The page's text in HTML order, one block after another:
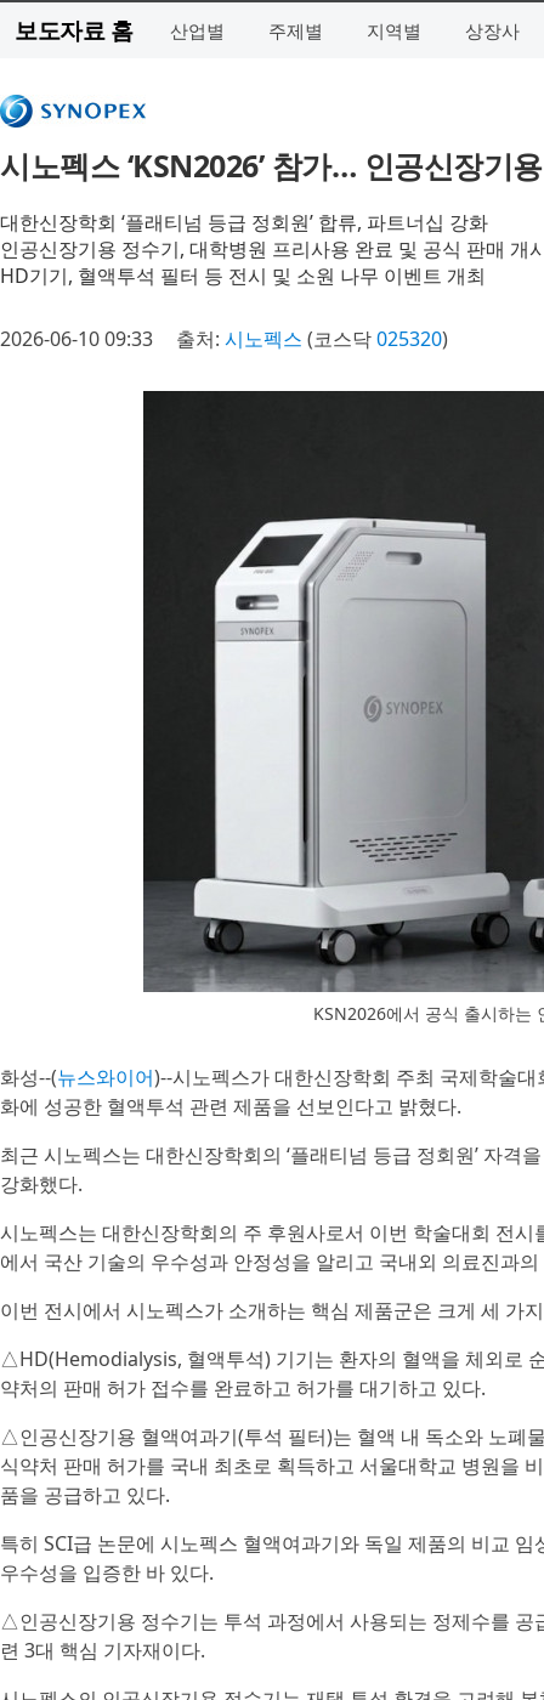
보도자료 홈 산업별 주제별 지역별 상장사
시노펙스 ‘KSN2026’ 참가… 인공신장기
대한신장학회 ‘플래티넘 등급 정회원’ 합류, 파트너십 강화
인공신장기용 정수기, 대학병원 프리사용 완료 및 공식 판매 개
HD기기, 혈액투석 필터 등 전시 및 소원 나무 이벤트 개최
2026-06-10 09:33 출처: 시노펙스 (코스닥025320)
KSN2026에서 공식 출시하는
화성--(뉴스와이어)--시노펙스가 대한신장학회 주최 국제학술대
화에 성공한 혈액투석 관련 제품을 선보인다고 밝혔다.
최근 시노펙스는 대한신장학회의 ‘플래티넘 등급 정회원’ 자
강화했다.
시노펙스는 대한신장학회의 주 후원사로서 이번 학술대회 전
에서 국산 기술의 우수성과 안정성을 알리고 국내외 의료진과
이번 전시에서 시노펙스가 소개하는 핵심 제품군은 크게 세 가
△HD(Hemodialysis, 혈액투석) 기기는 환자의 혈액을 체외로
약처의 판매 허가 접수를 완료하고 허가를 대기하고 있다.
△인공신장기용 혈액여과기(투석 필터)는 혈액 내 독소와 노폐
식약처 판매 허가를 국내 최초로 획득하고 서울대학교 병원을
품을 공급하고 있다.
특히 SCI급 논문에 시노펙스 혈액여과기와 독일 제품의 비교
우수성을 입증한 바 있다.
△인공신장기용 정수기는 투석 과정에서 사용되는 정제수를
련 3대 핵심 기자재이다.